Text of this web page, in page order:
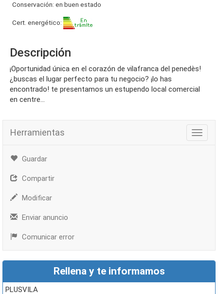
Conservación: en buen estado
Cert. energético:
Descripción
¡oportunidad única en el corazón de vilafranca del penedès!
¿buscas el lugar perfecto para tu negocio? ¡lo has
encontrado! te presentamos un estupendo local comercial
en centre...
Herramientas
Guardar
Compartir
Modificar
Enviar anuncio
Comunicar error
Rellena y te informamos
PLUSVILA